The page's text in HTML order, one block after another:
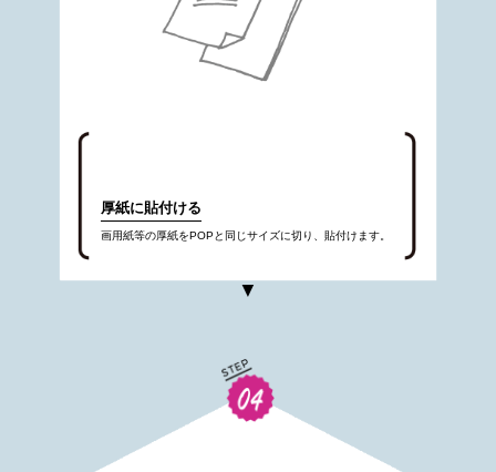
厚紙に貼付ける
画用紙等の厚紙をPOPと同じサイズに切り、貼付けます。